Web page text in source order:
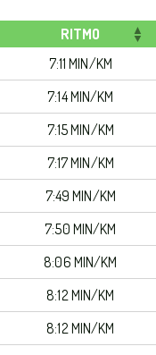
RITMO
7:11 MIN/KM
7:14 MIN/KM
7:15 MIN/KM
7:17 MIN/KM
7:49 MIN/KM
7:50 MIN/KM
8:06 MIN/KM
8:12 MIN/KM
8:12 MIN/KM